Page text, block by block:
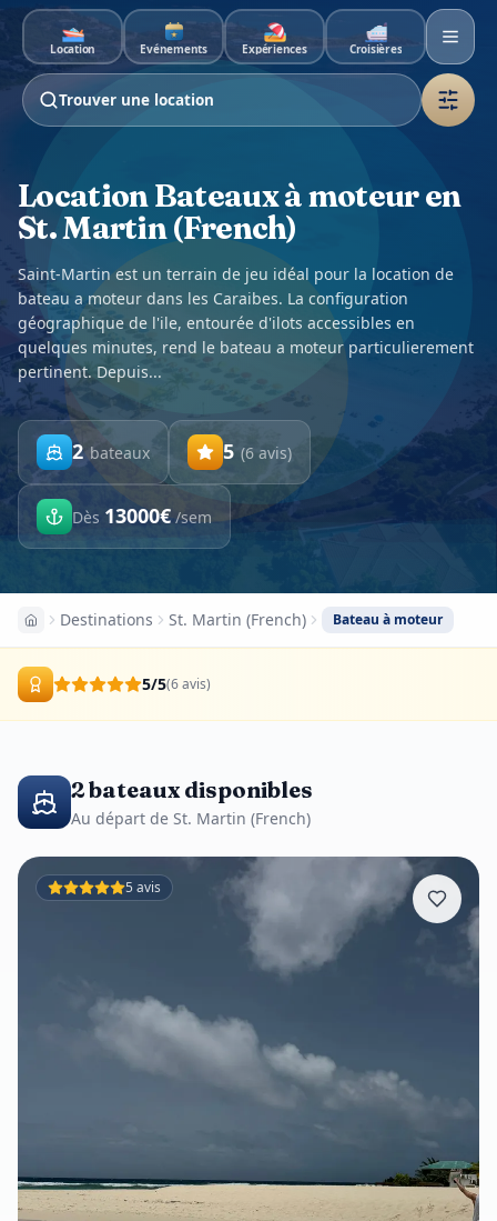
Aller au contenu principal
Location Événements Expériences Croisières
Trouver une location
Location Bateaux à moteur en
St. Martin (French)
Saint-Martin est un terrain de jeu idéal pour la location de
bateau a moteur dans les Caraibes. La configuration
géographique de l'ile, entourée d'ilots accessibles en
quelques minutes, rend le bateau a moteur particulierement
pertinent. Depuis...
2 bateaux 5 (6 avis)
Dès 13000€ /sem
Destinations St. Martin (French) Bateau à moteur
5/5(6avis)
2 bateaux disponibles
Au départ de St. Martin (French)
5 avis